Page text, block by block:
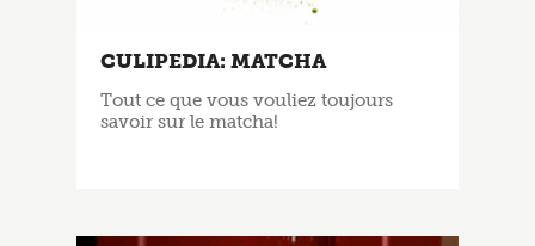
CULIPEDIA: MATCHA
Tout ce que vous vouliez toujours
savoir sur le matcha!